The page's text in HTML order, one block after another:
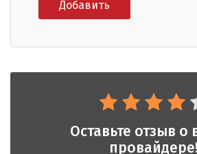
Оставьте отзыв о
провайдере!